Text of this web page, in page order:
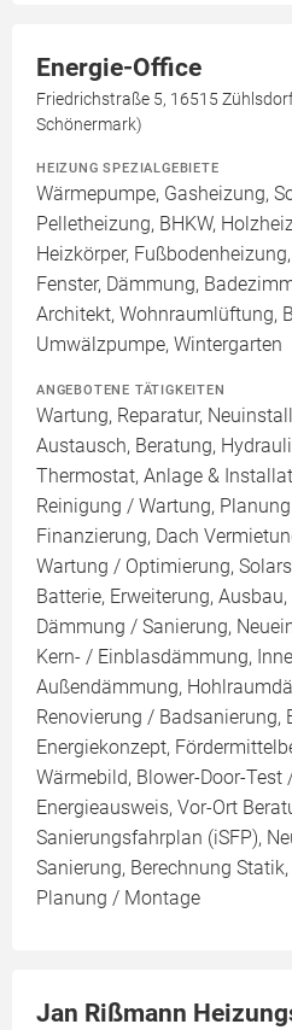
Energie-Office
Friedrichstraße 5, 16515
Schönermark)
HEIZUNG SPEZIALGEBIETE
Wärmepumpe, Gasheizung,
Pelletheizung, BHKW,
Heizkörper,
Fenster, Dämmung,
Architekt, Wohnraumlüftung,
Umwälzpumpe, Wintergarten
ANGEBOTENE TÄTIGKEITEN
Wartung, Reparatur,
Austausch, Beratung,
Thermostat, Anlage &
Reinigung / Wartung,
Finanzierung, Dach
Wartung / Optimierung,
Batterie, Erweiterung,
Dämmung / Sanierung,
Kern- / Einblasdämmung,
Außendämmung,
Renovierung / Badsanierung,
Energiekonzept,
Wärmebild, Blower-Door-
Energieausweis, Vor-Ort
Sanierungsfahrplan (iSFP),
Sanierung, Berechnung
Planung / Montage
Jan Rißmann